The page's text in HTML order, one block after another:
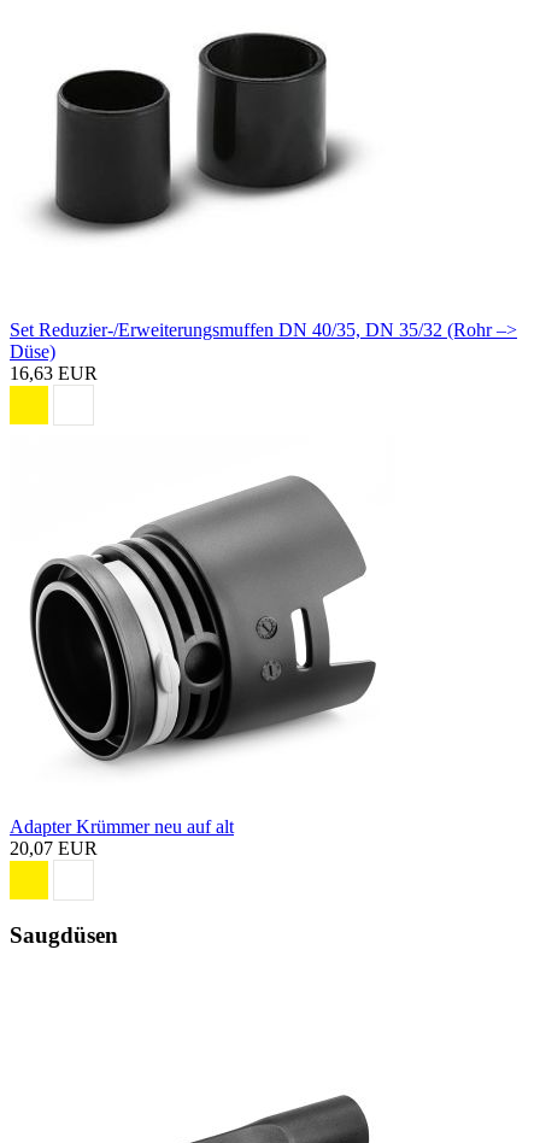
Set Reduzier-/Erweiterungsmuffen DN 40/35, DN 35/32 (Rohr –>
Düse)
16,63 EUR
Adapter Krümmer neu auf alt
20,07 EUR
Saugdüsen